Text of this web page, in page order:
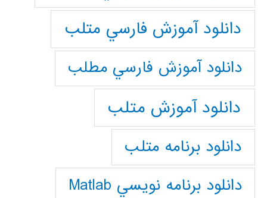
دانلود آموزش فارسي متلب
دانلود آموزش فارسي مطلب
دانلود آموزش متلب
دانلود برنامه متلب
دانلود برنامه نويسي Matlab